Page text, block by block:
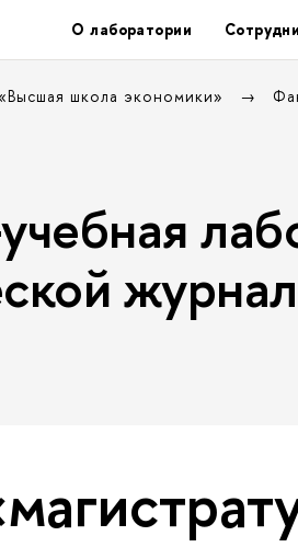
О лаборатории
школа экономики»